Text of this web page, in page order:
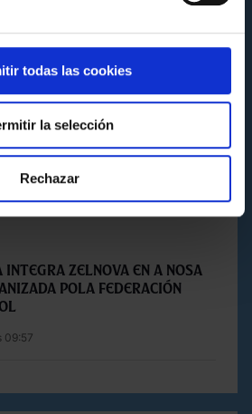
todas las cookies
la selección
Rechazar
Zelnova en A Nosa
pola Federación
09:57